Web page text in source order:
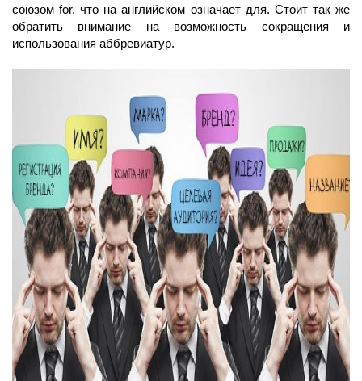
союзом for, что на английском означает для. Стоит так же
обратить внимание на возможность сокращения и
использования аббревиатур.